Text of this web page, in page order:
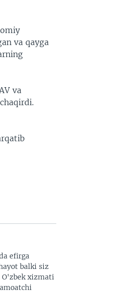
va qayga
va
efirga
balki siz
xizmati